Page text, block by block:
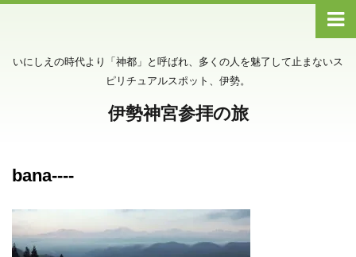
いにしえの時代より「神都」と呼ばれ、多くの人を魅了して止まないス
ピリチュアルスポット、伊勢。
伊勢神宮参拝の旅
bana----